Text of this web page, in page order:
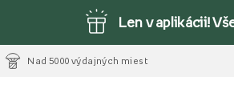
Len v aplikácii!
Nad 5000 výdajných miest